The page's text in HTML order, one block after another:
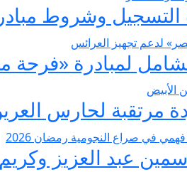
لحارس
عبد العزيز وكريم